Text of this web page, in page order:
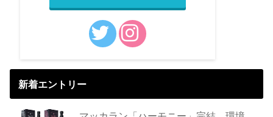
新着エントリー